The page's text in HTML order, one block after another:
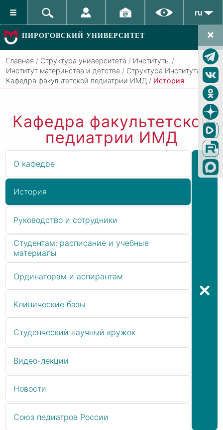
ru
ПИРОГОВСКИЙ УНИВЕРСИТЕТ
Главная / Структура университета / Институты /
Институт материнства и детства / Структура Института /
Кафедра факультетской педиатрии ИМД / История
Кафедра факультетской
педиатрии ИМД
О кафедре
История
Руководство и сотрудники
Студентам: расписание и учебные
материалы
Ординаторам и аспирантам
Клинические базы
Студенческий научный кружок
Видео-лекции
Новости
Союз педиатров России